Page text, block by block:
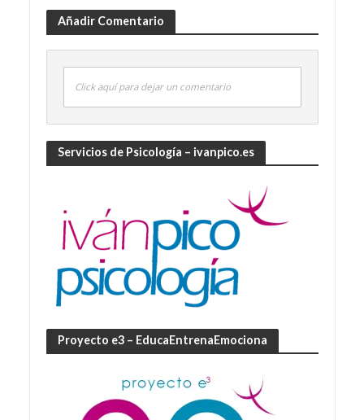
Añadir Comentario
Click aquí para dejar un comentario
Servicios de Psicología – ivanpico.es
Proyecto e3 – EducaEntrenaEmociona